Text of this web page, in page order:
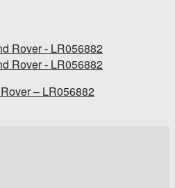
– LR056882